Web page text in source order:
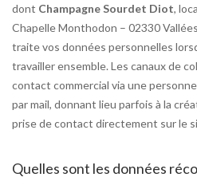
dont Champagne Sourdet Diot,
Chapelle Monthodon – 02330
traite vos données personnelles
travailler ensemble. Les canaux de
contact commercial via une
par mail, donnant lieu parfois à la
prise de contact directement sur le
Quelles sont les données